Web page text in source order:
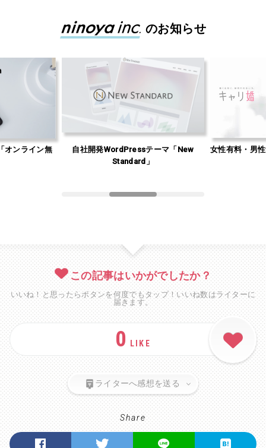
のお知らせ
オンライン無
自社開発WordPressテーマ「New
Standard」
女性有料・男
この記事はいかがでしたか？
いいね！と思ったらボタンを何度でもタップ！いいね数はライターに
届きます。
0 LIKE
ライターへ感想を送る
Share